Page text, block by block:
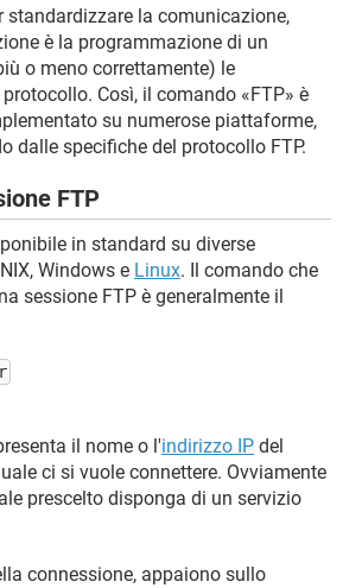
standardizzare la comunicazione,
è la programmazione di un
o meno correttamente) le
Così, il comando «FTP» è
su numerose piattaforme,
dalle specifiche del protocollo FTP.
FTP
in standard su diverse
Windows e Linux. Il comando che
sessione FTP è generalmente il
il nome o l'indirizzo IP del
ci si vuole connettere. Ovviamente
prescelto disponga di un servizio
connessione, appaiono sullo